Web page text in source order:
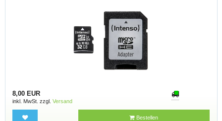
8,00 EUR
inkl. MwSt. zzgl. Versand
Bestellen